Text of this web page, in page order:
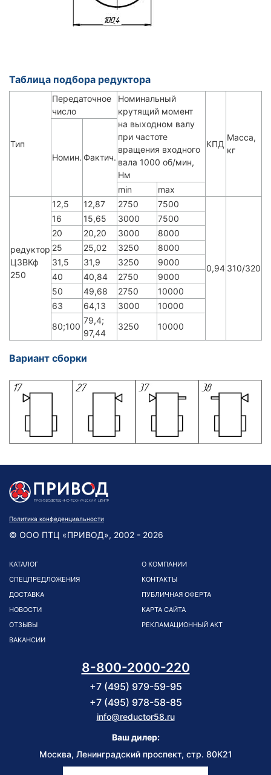
Таблица подбора редуктора
Тип
Передаточное
число
Номинальный
крутящий момент
на выходном валу
при частоте
вращения входного
вала 1000 об/мин,
Нм
КПД
Масса,
кг
Номин. Фактич.
min mаx
редуктор
Ц3ВКф
250
12,5 12,87 2750 7500
0,94 310/320
16 15,65 3000
7500
20
20,20 3000
8000
25
25,02 3250
8000
31,5
31,9 3250
9000
40
40,84 2750
9000
50
49,68 2750
10000
63
64,13 3000
10000
80;100
79,4;
97,44
3250 10000
Вариант сборки
Политика конфеденциальности
© ООО ПТЦ «ПРИВОД», 2002 - 2026
КАТАЛОГ
СПЕЦПРЕДЛОЖЕНИЯ
ДОСТАВКА
НОВОСТИ
ОТЗЫВЫ
ВАКАНСИИ
О КОМПАНИИ
КОНТАКТЫ
ПУБЛИЧНАЯ ОФЕРТА
КАРТА САЙТА
РЕКЛАМАЦИОННЫЙ АКТ
8-800-2000-220
+7 (495) 979-59-95
+7 (495) 978-58-85
info@reductor58.ru
Ваш дилер:
Москва, Ленинградский проспект, стр. 80К21